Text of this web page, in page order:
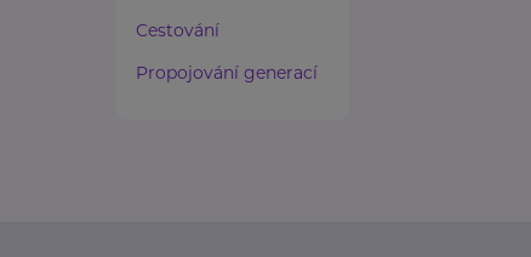
Cestování
Propojování generací